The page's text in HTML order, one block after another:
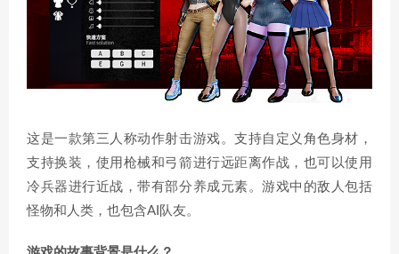
这是一款第三人称动作射击游戏。支持自定义角色身材，
支持换装，使用枪械和弓箭进行远距离作战，也可以使用
冷兵器进行近战，带有部分养成元素。游戏中的敌人包括
怪物和人类，也包含AI队友。